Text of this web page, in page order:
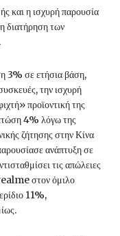
και η ισχυρή παρουσία
διατήρηση των
3% σε ετήσια βάση,
την ισχυρή
προϊοντική της
4% λόγω της
ζήτησης στην Κίνα
ανάπτυξη σε
τις απώλειες
στον όμιλο
11%,